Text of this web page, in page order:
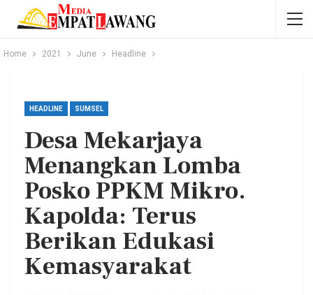
Home 2021 June Headline
HEADLINE SUMSEL
Desa Mekarjaya
Menangkan Lomba
Posko PPKM Mikro.
Kapolda: Terus
Berikan Edukasi
Kemasyarakat